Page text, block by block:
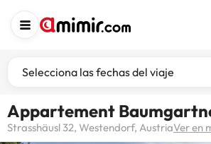
Selecciona las fechas del viaje
Appartement
Strasshäusl 32, Westendorf, AustriaVer en